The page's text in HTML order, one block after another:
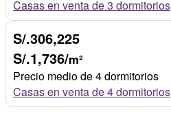
Casas en venta de 3 dormitorios
S/.306,225
S/.1,736/m²
Precio medio de 4 dormitorios
Casas en venta de 4 dormitorios